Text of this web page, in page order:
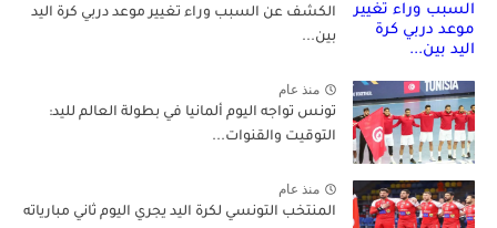
الكشف عن السبب وراء تغيير موعد دربي كرة اليد
بين...
منذ عام
تونس تواجه اليوم ألمانيا في بطولة العالم لليد:
التوقيت والقنوات...
منذ عام
المنتخب التونسي لكرة اليد يجري اليوم ثاني مبارياته